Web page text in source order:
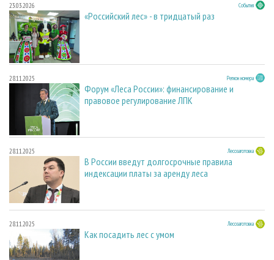
23.03.2026 События
«Российский лес» - в тридцатый раз
28.11.2025 Регион номера
Форум «Леса России»: финансирование и
правовое регулирование ЛПК
28.11.2025 Лесозаготовка
В России введут долгосрочные правила
индексации платы за аренду леса
28.11.2025 Лесозаготовка
Как посадить лес с умом